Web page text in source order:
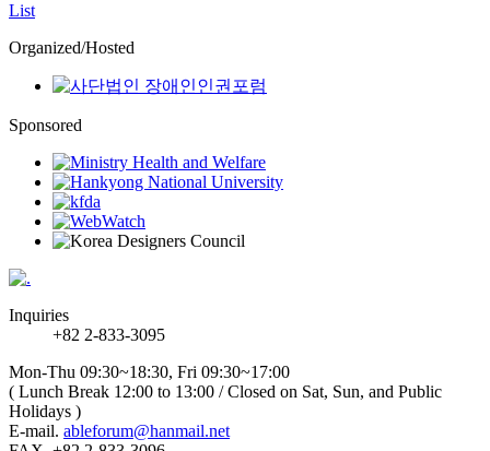
List
Organized/Hosted
Sponsored
Inquiries
+82 2-833-3095
Mon-Thu 09:30~18:30, Fri 09:30~17:00
( Lunch Break 12:00 to 13:00 / Closed on Sat, Sun, and Public
Holidays )
E-mail. ableforum@hanmail.net